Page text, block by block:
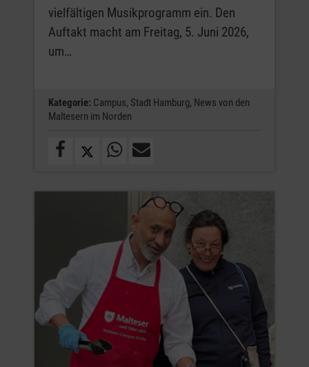
vielfältigen Musikprogramm ein. Den
Auftakt macht am Freitag, 5. Juni 2026,
um…
Kategorie: Campus, Stadt Hamburg, News von den
Maltesern im Norden